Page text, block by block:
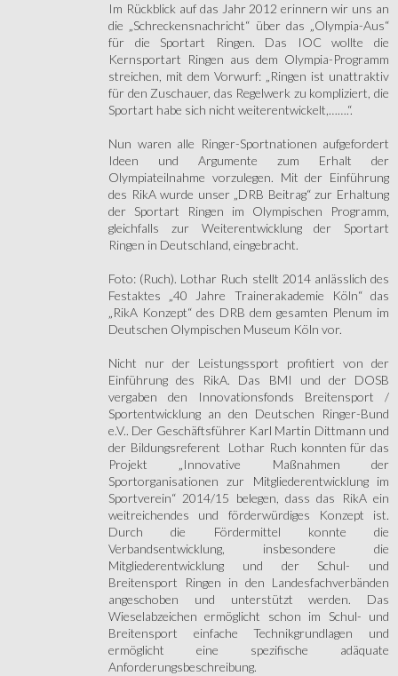
Im Rückblick auf das Jahr 2012 erinnern wir uns an
die „Schreckensnachricht“ über das „Olympia-Aus“
für die Sportart Ringen. Das IOC wollte die
Kernsportart Ringen aus dem Olympia-Programm
streichen, mit dem Vorwurf: „Ringen ist unattraktiv
für den Zuschauer, das Regelwerk zu kompliziert, die
Sportart habe sich nicht weiterentwickelt,…….“.
Nun waren alle Ringer-Sportnationen aufgefordert
Ideen und Argumente zum Erhalt der
Olympiateilnahme vorzulegen. Mit der Einführung
des RikA wurde unser „DRB Beitrag“ zur Erhaltung
der Sportart Ringen im Olympischen Programm,
gleichfalls zur Weiterentwicklung der Sportart
Ringen in Deutschland, eingebracht.
Foto: (Ruch). Lothar Ruch stellt 2014 anlässlich des
Festaktes „40 Jahre Trainerakademie Köln“ das
„RikA Konzept“ des DRB dem gesamten Plenum im
Deutschen Olympischen Museum Köln vor.
Nicht nur der Leistungssport profitiert von der
Einführung des RikA. Das BMI und der DOSB
vergaben den Innovationsfonds Breitensport /
Sportentwicklung an den Deutschen Ringer-Bund
e.V.. Der Geschäftsführer Karl Martin Dittmann und
der Bildungsreferent Lothar Ruch konnten für das
Projekt „Innovative Maßnahmen der
Sportorganisationen zur Mitgliederentwicklung im
Sportverein“ 2014/15 belegen, dass das RikA ein
weitreichendes und förderwürdiges Konzept ist.
Durch die Fördermittel konnte die
Verbandsentwicklung, insbesondere die
Mitgliederentwicklung und der Schul- und
Breitensport Ringen in den Landesfachverbänden
angeschoben und unterstützt werden. Das
Wieselabzeichen ermöglicht schon im Schul- und
Breitensport einfache Technikgrundlagen und
ermöglicht eine spezifische adäquate
Anforderungsbeschreibung.